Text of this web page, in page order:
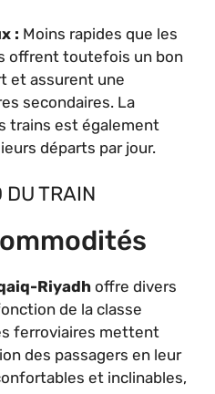
: Moins rapides que les
offrent toutefois un bon
et assurent une
secondaires. La
trains est également
départs par jour.
DU TRAIN
Riyadh offre divers
de la classe
ferroviaires mettent
des passagers en leur
et inclinables,